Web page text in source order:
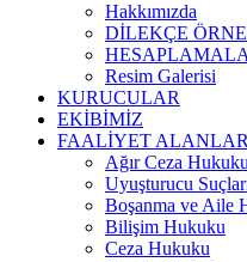
Hakkımızda
DİLEKÇE
Resim Galerisi
KURUCULAR
EKİBİMİZ
FAALİYET
Ağır Ceza Hukuku
Uyuşturucu
Boşanma ve Aile
Bilişim Hukuku
Ceza Hukuku